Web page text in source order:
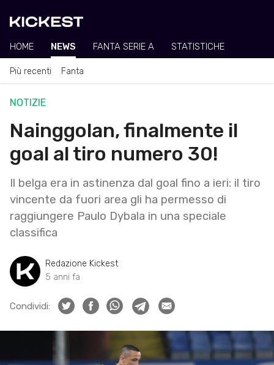
HOME NEWS FANTA SERIE A STATISTICHE
Più recenti Fanta
NOTIZIE
Nainggolan, finalmente il
goal al tiro numero 30!
Il belga era in astinenza dal goal fino a ieri: il tiro
vincente da fuori area gli ha permesso di
raggiungere Paulo Dybala in una speciale
classifica
Redazione Kickest
5 anni fa
Condividi: